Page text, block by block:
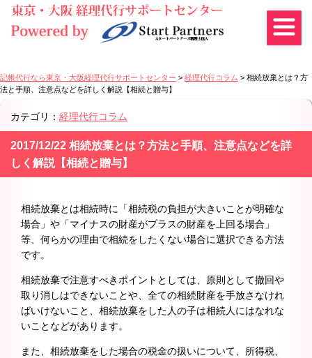
記帳代行なら東京・大阪経理代行サポートセンター > 経理代行コラム > 相続放棄とは？方
法と手順、注意点などを詳しく解説【相続と贈与】
カテゴリ： 経理代行コラム
2017/12/22 相続放棄とは？方法と手順、注意点などを詳
しく解説【相続と贈与】
相続放棄とは相続時に「相続税の負担が大きいことが明確な
場合」や「マイナスの財産がプラスの財産を上回る場合」
等、何らかの理由で相続をしたくない場合に選択できる方法
です。
相続放棄で注意すべきポイントとしては、原則として撤回や
取り消しはできないことや、全ての相続財産を手放さなけれ
ばいけないこと、相続放棄をした人の子は相続人にはなれな
いことなどがあります。
また、相続放棄をした場合の税金の扱いについて、所得税、